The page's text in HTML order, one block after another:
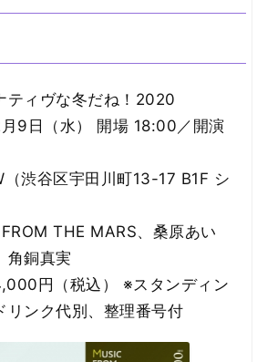
ティヴな冬だね！2020
月9日（水） 開場 18:00／開演
（渋谷区宇田川町13-17 B1F シ
THE MARS、桑原あい
角銅真実
円（税込） ※スタンディン
リンク代別、整理番号付